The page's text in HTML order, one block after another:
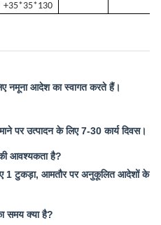
+35*35*130
नमूना आदेश का स्वागत करते हैं।
पर उत्पादन के लिए 7-30 कार्य दिवस।
आवश्यकता है?
1 टुकड़ा, आमतौर पर अनुकूलित आदेशों के
समय क्या है?